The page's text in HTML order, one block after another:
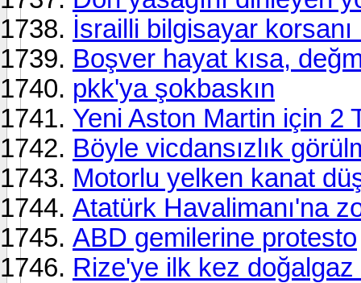
İsrailli bilgisayar korsanı
Boşver hayat kısa,
pkk'ya şokbaskın
Yeni Aston Martin için 2
Böyle vicdansızlık
Motorlu yelken kanat
Atatürk Havalimanı'na
ABD gemilerine protesto
Rize'ye ilk kez doğalgaz